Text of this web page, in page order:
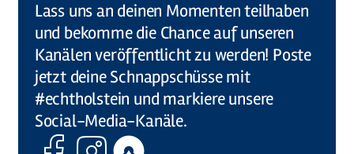
Lass uns an deinen Momenten teilhaben
und bekomme die Chance auf unseren
Kanälen veröffentlicht zu werden! Poste
jetzt deine Schnappschüsse mit
#echtholstein und markiere unsere
Social-Media-Kanäle.
FacebookInstagram
Komoot